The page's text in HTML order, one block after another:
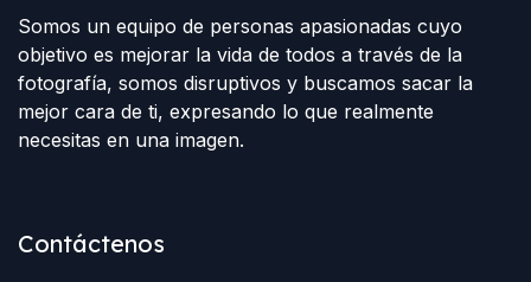
Somos un equipo de personas apasionadas cuyo
objetivo es mejorar la vida de todos a través de la
fotografía, somos disruptivos y buscamos sacar la
mejor cara de ti, expresando lo que realmente
necesitas en una imagen.
Contáctenos